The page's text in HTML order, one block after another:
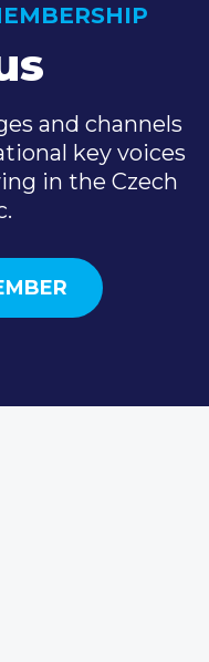
and channels
key voices
in the Czech